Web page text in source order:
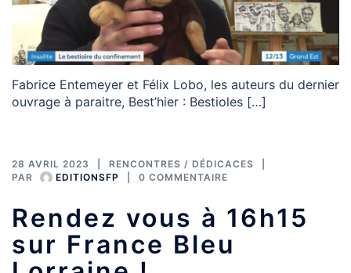
Fabrice Entemeyer et Félix Lobo, les auteurs du dernier
ouvrage à paraitre, Best’hier : Bestioles […]
28 AVRIL 2023
RENCONTRES / DÉDICACES
PAR
EDITIONSFP 0 COMMENTAIRE
Rendez vous à 16h15
sur France Bleu